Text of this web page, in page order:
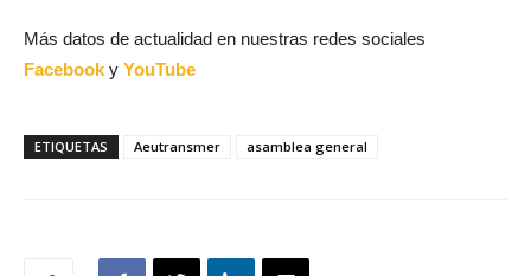
Más datos de actualidad en nuestras redes sociales
Facebook y YouTube
ETIQUETAS Aeutransmer asamblea general